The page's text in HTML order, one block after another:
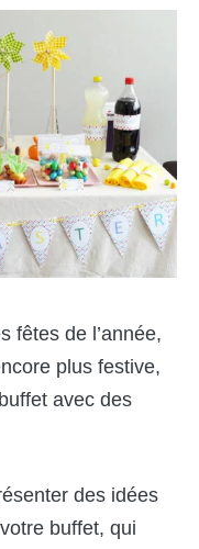
fêtes de l’année,
plus festive,
avec des
des idées
buffet, qui